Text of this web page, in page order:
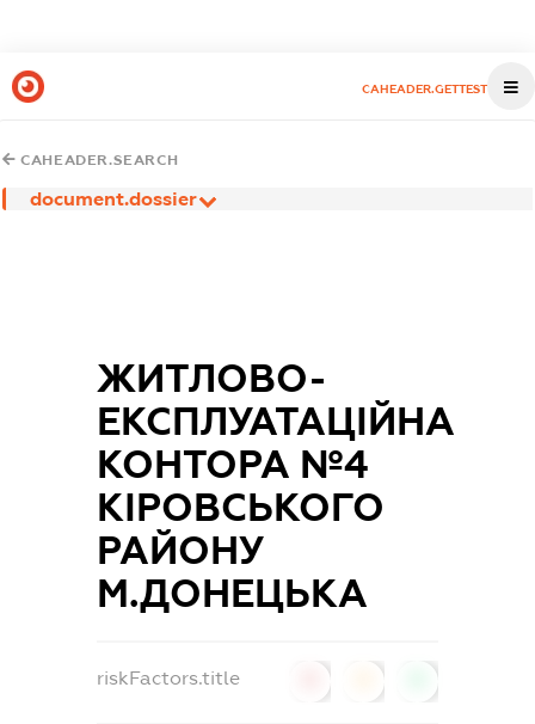
CAHEADER.GETTEST
CAHEADER.SEARCH
document.dossier
ЖИТЛОВО-
ЕКСПЛУАТАЦІЙНА
КОНТОРА №4
КІРОВСЬКОГО
РАЙОНУ
М.ДОНЕЦЬКА
riskFactors.title